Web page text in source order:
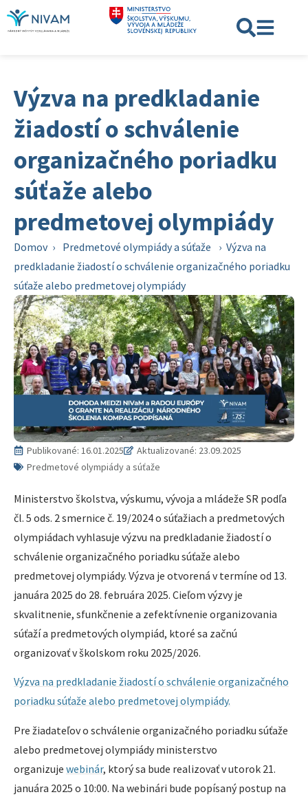
Výzva na predkladanie
žiadostí o schválenie
organizačného poriadku
súťaže alebo
predmetovej olympiády
Domov › Predmetové olympiády a súťaže › Výzva na
predkladanie žiadostí o schválenie organizačného poriadku
súťaže alebo predmetovej olympiády
Publikované: 16.01.2025
Aktualizované: 23.09.2025
Predmetové olympiády a súťaže
Ministerstvo školstva, výskumu, vývoja a mládeže SR podľa
čl. 5 ods. 2 smernice č. 19/2024 o súťažiach a predmetových
olympiádach vyhlasuje výzvu na predkladanie žiadostí o
schválenie organizačného poriadku súťaže alebo
predmetovej olympiády. Výzva je otvorená v termíne od 13.
januára 2025 do 28. februára 2025. Cieľom výzvy je
skvalitnenie, sfunkčnenie a zefektívnenie organizovania
súťaží a predmetových olympiád, ktoré sa začnú
organizovať v školskom roku 2025/2026.
Výzva na predkladanie žiadostí o schválenie organizačného
poriadku súťaže alebo predmetovej olympiády.
Pre žiadateľov o schválenie organizačného poriadku súťaže
alebo predmetovej olympiády ministerstvo
organizuje webinár, ktorý sa bude realizovať v utorok 21.
januára 2025 o 10:00. Na webinári bude popísaný postup na